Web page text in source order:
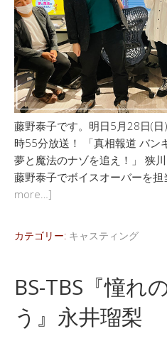
藤野泰子です。明日5月28日(
時55分放送！ 「真相報道 バン
夢と魔法のナゾを追え！」 狭
藤野泰子でボイスオーバーを担
more…]
カテゴリー: キャスティング
BS-TBS『憧れ
う』永井瑠梨